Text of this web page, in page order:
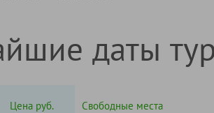
даты
Цена руб. Свободные места